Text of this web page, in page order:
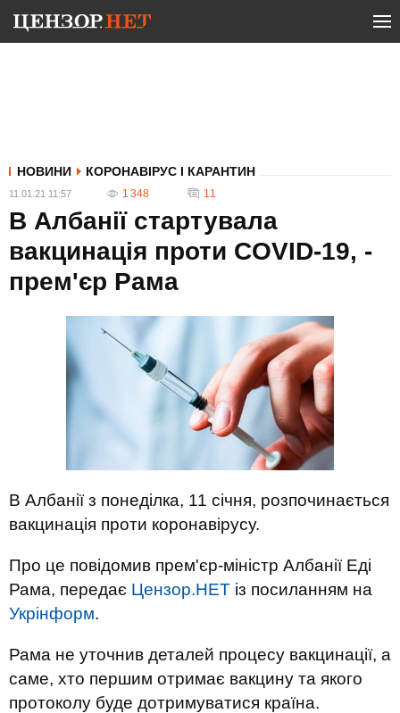
НОВИНИ КОРОНАВІРУС І КАРАНТИН
11.01.21 11:57 1 348 11
В Албанії стартувала
вакцинація проти COVID-19, -
прем'єр Рама
В Албанії з понеділка, 11 січня, розпочинається
вакцинація проти коронавірусу.
Про це повідомив прем'єр-міністр Албанії Еді
Рама, передає Цензор.НЕТ із посиланням на
Укрінформ.
Рама не уточнив деталей процесу вакцинації, а
саме, хто першим отримає вакцину та якого
протоколу буде дотримуватися країна.